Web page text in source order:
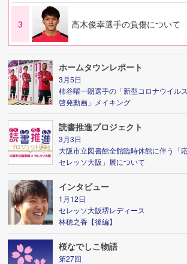
3 高木俊幸選手の負傷について
ホームタウンレポート
3月5日
柿谷曜一朗選手の「新型コロナウイル
啓発動画」メイキング
読書推進プロジェクト
3月3日
大阪市立図書館全館臨時休館に伴う「
セレッソ大阪」展について
インタビュー
1月12日
セレッソ大阪堺レディース
林穂之香【後編】
桜なでしこ物語
第27回